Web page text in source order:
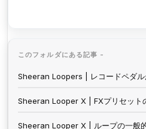
このフォルダにある記事 -
Sheeran Loopers | レコードペダル